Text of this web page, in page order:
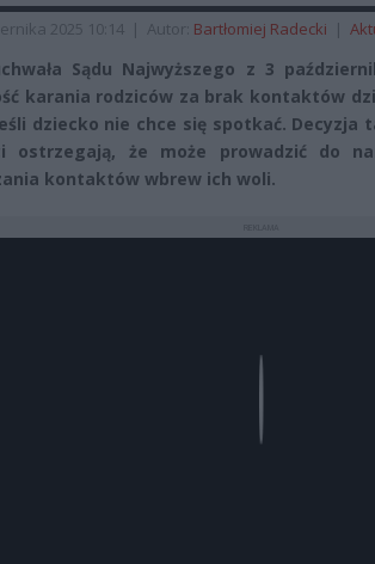
2025 10:14 | Autor: Bartłomiej Radecki |
Sądu Najwyższego z 3
karania rodziców za brak kontaktów
dziecko nie chce się spotkać. Decyzja
ostrzegają, że może prowadzić do
kontaktów wbrew ich woli.